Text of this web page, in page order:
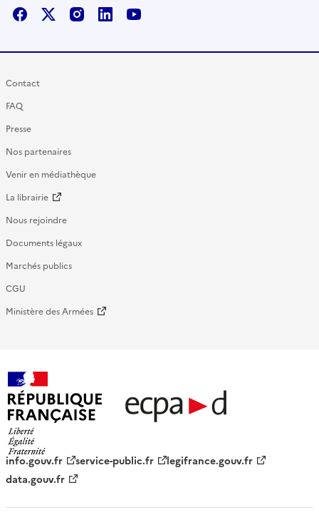
FacebookX / TwitterInstagram
LinkedInYoutube
Contact
FAQ
Presse
Nos partenaires
Venir en médiathèque
La librairie
Nous rejoindre
Documents légaux
Marchés publics
CGU
Ministère des Armées
française - ECPAD
info.gouv.fr service-public.fr
legifrance.gouv.fr
data.gouv.fr